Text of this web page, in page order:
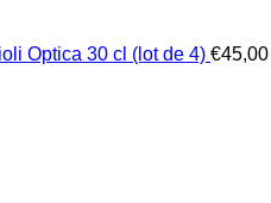
Optica 30 cl (lot de 4) €45,00